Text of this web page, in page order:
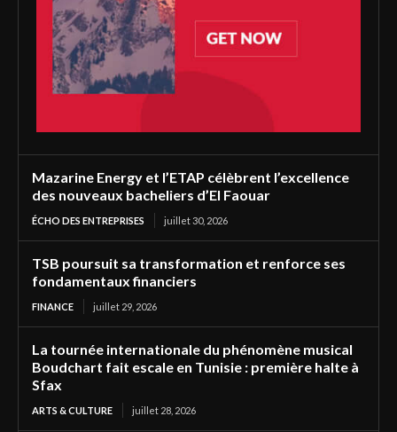
Mazarine Energy et l’ETAP célèbrent l’excellence
des nouveaux bacheliers d’El Faouar
ÉCHO DES ENTREPRISES juillet 30, 2026
TSB poursuit sa transformation et renforce ses
fondamentaux financiers
FINANCE juillet 29, 2026
La tournée internationale du phénomène musical
Boudchart fait escale en Tunisie : première halte à
Sfax
ARTS & CULTURE juillet 28, 2026